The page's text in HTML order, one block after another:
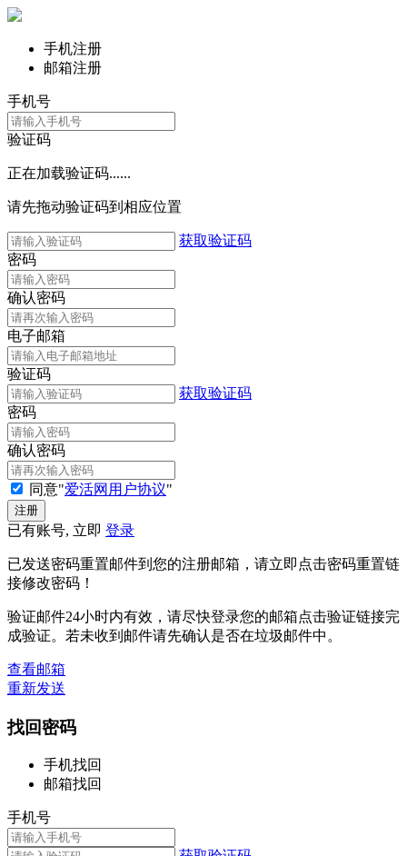
手机注册
邮箱注册
手机号
验证码
正在加载验证码......
请先拖动验证码到相应位置
获取验证码
密码
确认密码
电子邮箱
验证码
获取验证码
密码
确认密码
同意"爱活网用户协议"
已有账号, 立即 登录
已发送密码重置邮件到您的注册邮箱，请立即点击密码重置链
接修改密码！
验证邮件24小时内有效，请尽快登录您的邮箱点击验证链接完
成验证。若未收到邮件请先确认是否在垃圾邮件中。
查看邮箱
重新发送
找回密码
手机找回
邮箱找回
手机号